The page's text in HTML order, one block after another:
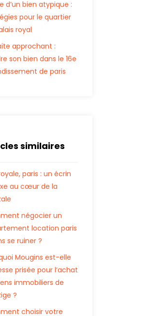
d’un bien atypique :
pour le quartier
royal
approchant :
son bien dans le 16e
de paris
similaires
paris : un écrin
au cœur de la
négocier un
location paris
se ruiner ?
Mougins est-elle
prisée pour l’achat
immobiliers de
?
choisir votre